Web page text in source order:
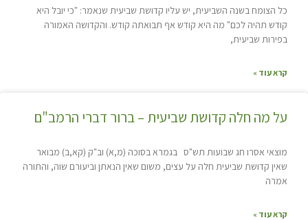
כל הצומח בשנה השביעית, יש עליו קדושת שביעית שנאמר: "כי יובל היא
קודש תהיה לכם" מה היא קודש אף תבואתה קודש. והקדושה האמורה
בפירות שביעית,
קרא עוד »
על מה חלה קדושת שביעית – ברור דברי הרמב"ם
מוצאי אסרו חג שבועות תש"ס בגמרא בסוכה (מ,א) וב"ק (קא,ב) מבואר
שאין קדושת שביעית חלה על עצים, משום שאין הנאתן וביעורם שוה, והתורה
אמרה
קרא עוד »